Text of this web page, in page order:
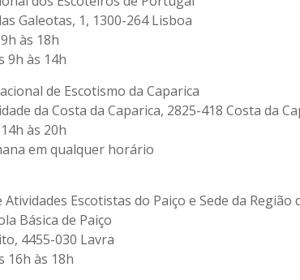
Galeotas, 1, 1300-264 Lisboa
às 18h
9h às 14h
de Escotismo da Caparica
da Costa da Caparica, 2825-418 Costa da
às 20h
em qualquer horário
Atividades Escotistas do Paiço e Sede da Região
Básica de Paiço
4455-030 Lavra
16h às 18h